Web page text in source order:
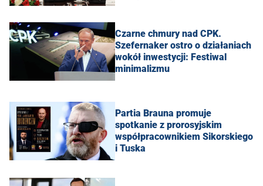
Czarne chmury nad CPK.
Szefernaker ostro o działaniach
wokół inwestycji: Festiwal
minimalizmu
Partia Brauna promuje
spotkanie z prorosyjskim
współpracownikiem Sikorskiego
i Tuska